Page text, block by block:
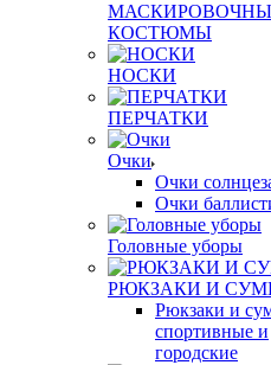
КОСТЮМЫ
НОСКИ
ПЕРЧАТКИ
Очки
Очки
Очки
Головные уборы
РЮКЗАКИ И
Рюкзаки и
спортивные и
городские